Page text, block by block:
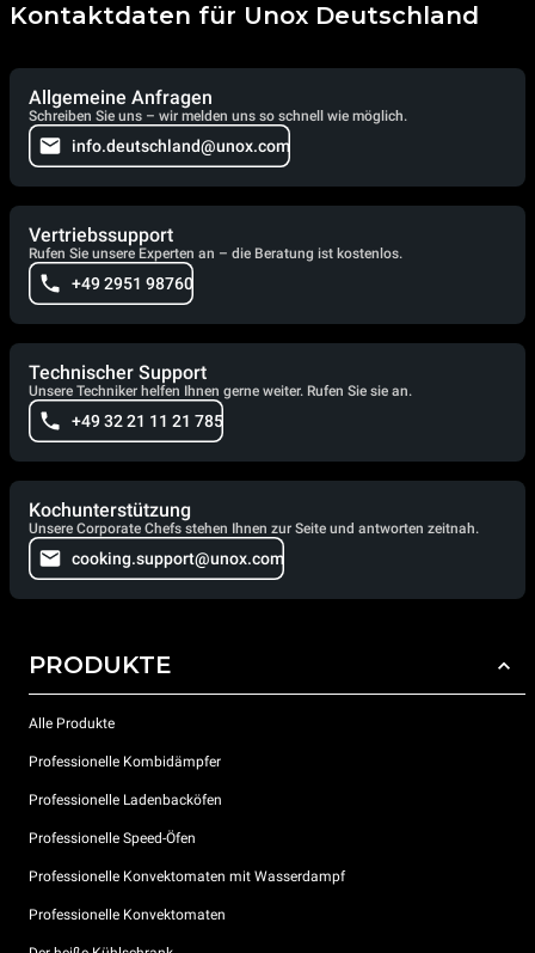
Kontaktdaten für Unox Deutschland
Allgemeine Anfragen
Schreiben Sie uns – wir melden uns so schnell wie möglich.
info.deutschland@unox.com
Vertriebssupport
Rufen Sie unsere Experten an – die Beratung ist kostenlos.
+49 2951 98760
Technischer Support
Unsere Techniker helfen Ihnen gerne weiter. Rufen Sie sie an.
+49 32 21 11 21 785
Kochunterstützung
Unsere Corporate Chefs stehen Ihnen zur Seite und antworten zeitnah.
cooking.support@unox.com
PRODUKTE
Alle Produkte
Professionelle Kombidämpfer
Professionelle Ladenbacköfen
Professionelle Speed-Öfen
Professionelle Konvektomaten mit Wasserdampf
Professionelle Konvektomaten